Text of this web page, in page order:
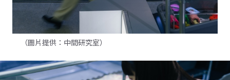
（圖片提供：中間研究室）